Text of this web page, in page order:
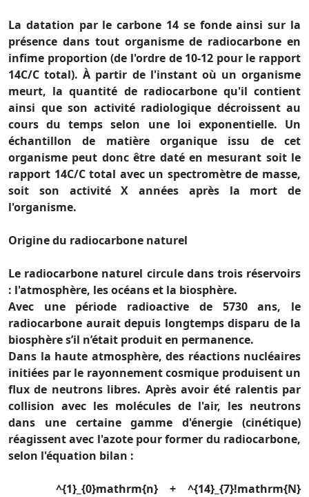
La datation par le carbone 14 se fonde ainsi sur la
présence dans tout organisme de radiocarbone en
infime proportion (de l'ordre de 10-12 pour le rapport
14C/C total). À partir de l'instant où un organisme
meurt, la quantité de radiocarbone qu'il contient
ainsi que son activité radiologique décroissent au
cours du temps selon une loi exponentielle. Un
échantillon de matière organique issu de cet
organisme peut donc être daté en mesurant soit le
rapport 14C/C total avec un spectromètre de masse,
soit son activité X années après la mort de
l'organisme.
Origine du radiocarbone naturel
Le radiocarbone naturel circule dans trois réservoirs
: l'atmosphère, les océans et la biosphère.
Avec une période radioactive de 5730 ans, le
radiocarbone aurait depuis longtemps disparu de la
biosphère s’il n’était produit en permanence.
Dans la haute atmosphère, des réactions nucléaires
initiées par le rayonnement cosmique produisent un
flux de neutrons libres. Après avoir été ralentis par
collision avec les molécules de l'air, les neutrons
dans une certaine gamme d'énergie (cinétique)
réagissent avec l'azote pour former du radiocarbone,
selon l'équation bilan :
^{1}_{0}mathrm{n} + ^{14}_{7}!mathrm{N}